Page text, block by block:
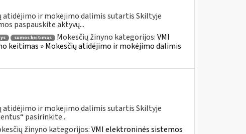
atidėjimo ir mokėjimo dalimis sutartis Skiltyje
paspauskite aktyvų...
sumos keitimas Mokesčių žinyno kategorijos:VMI
keitimas » Mokesčių atidėjimo ir mokėjimo dalimis
atidėjimo ir mokėjimo dalimis sutartis Skiltyje
pasirinkite...
žinyno kategorijos:VMI elektroninės sistemos